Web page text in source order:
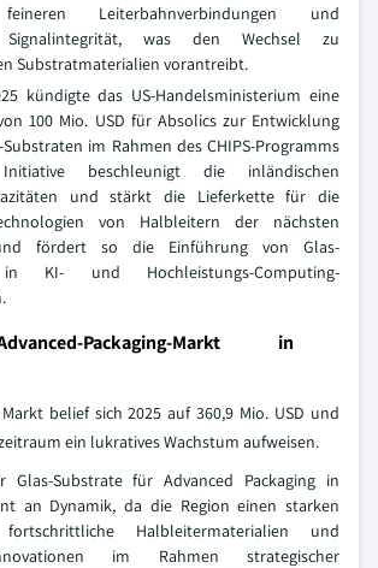
Leiterbahnverbindungen und
Signalintegrität, was den Wechsel zu
Substratmaterialien vorantreibt.
kündigte das US-Handelsministerium eine
100 Mio. USD für Absolics zur Entwicklung
im Rahmen des CHIPS-Programms
beschleunigt die inländischen
und stärkt die Lieferkette für die
von Halbleitern der nächsten
fördert so die Einführung von Glas-
KI- und Hochleistungs-Computing-
Advanced-Packaging-Markt in
belief sich 2025 auf 360,9 Mio. USD und
ein lukratives Wachstum aufweisen.
Glas-Substrate für Advanced Packaging in
an Dynamik, da die Region einen starken
Halbleitermaterialien und
im Rahmen strategischer